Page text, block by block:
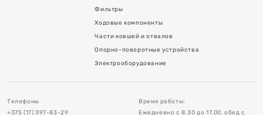
Фильтры
Ходовые компоненты
Части ковшей и отвалов
Опорно-поворотные устройства
Электрооборудование
Телефоны
+375 (17) 397-83-29
Время работы:
Ежедневно с 8.30 до 17.00, обед с